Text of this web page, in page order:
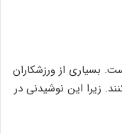
بسیاری از ورزشکاران
زیرا این نوشیدنی در